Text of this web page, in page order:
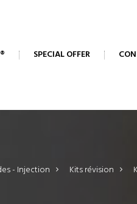
SPECIAL OFFER
- Injection > Kits révision >